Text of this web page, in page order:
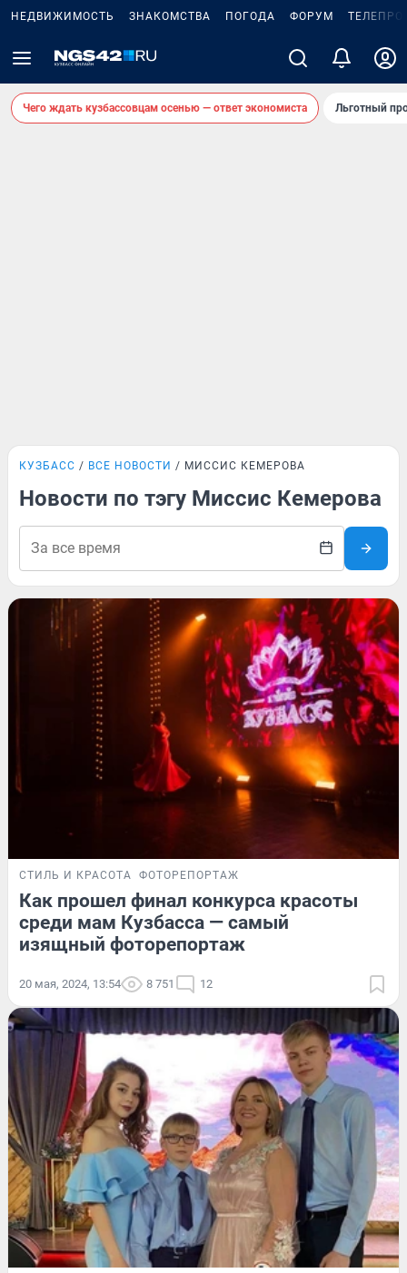
НЕДВИЖИМОСТЬ ЗНАКОМСТВА ПОГОДА ФОРУМ
Чего ждать кузбассовцам осенью — ответ экономиста Льготный
КУЗБАСС ВСЕ НОВОСТИ МИССИС КЕМЕРОВА
Новости по тэгу Миссис Кемерова
СТИЛЬ И КРАСОТА ФОТОРЕПОРТАЖ
Как прошел финал конкурса красоты
среди мам Кузбасса — самый
изящный фоторепортаж
20 мая, 2024, 13:54 8 751 12